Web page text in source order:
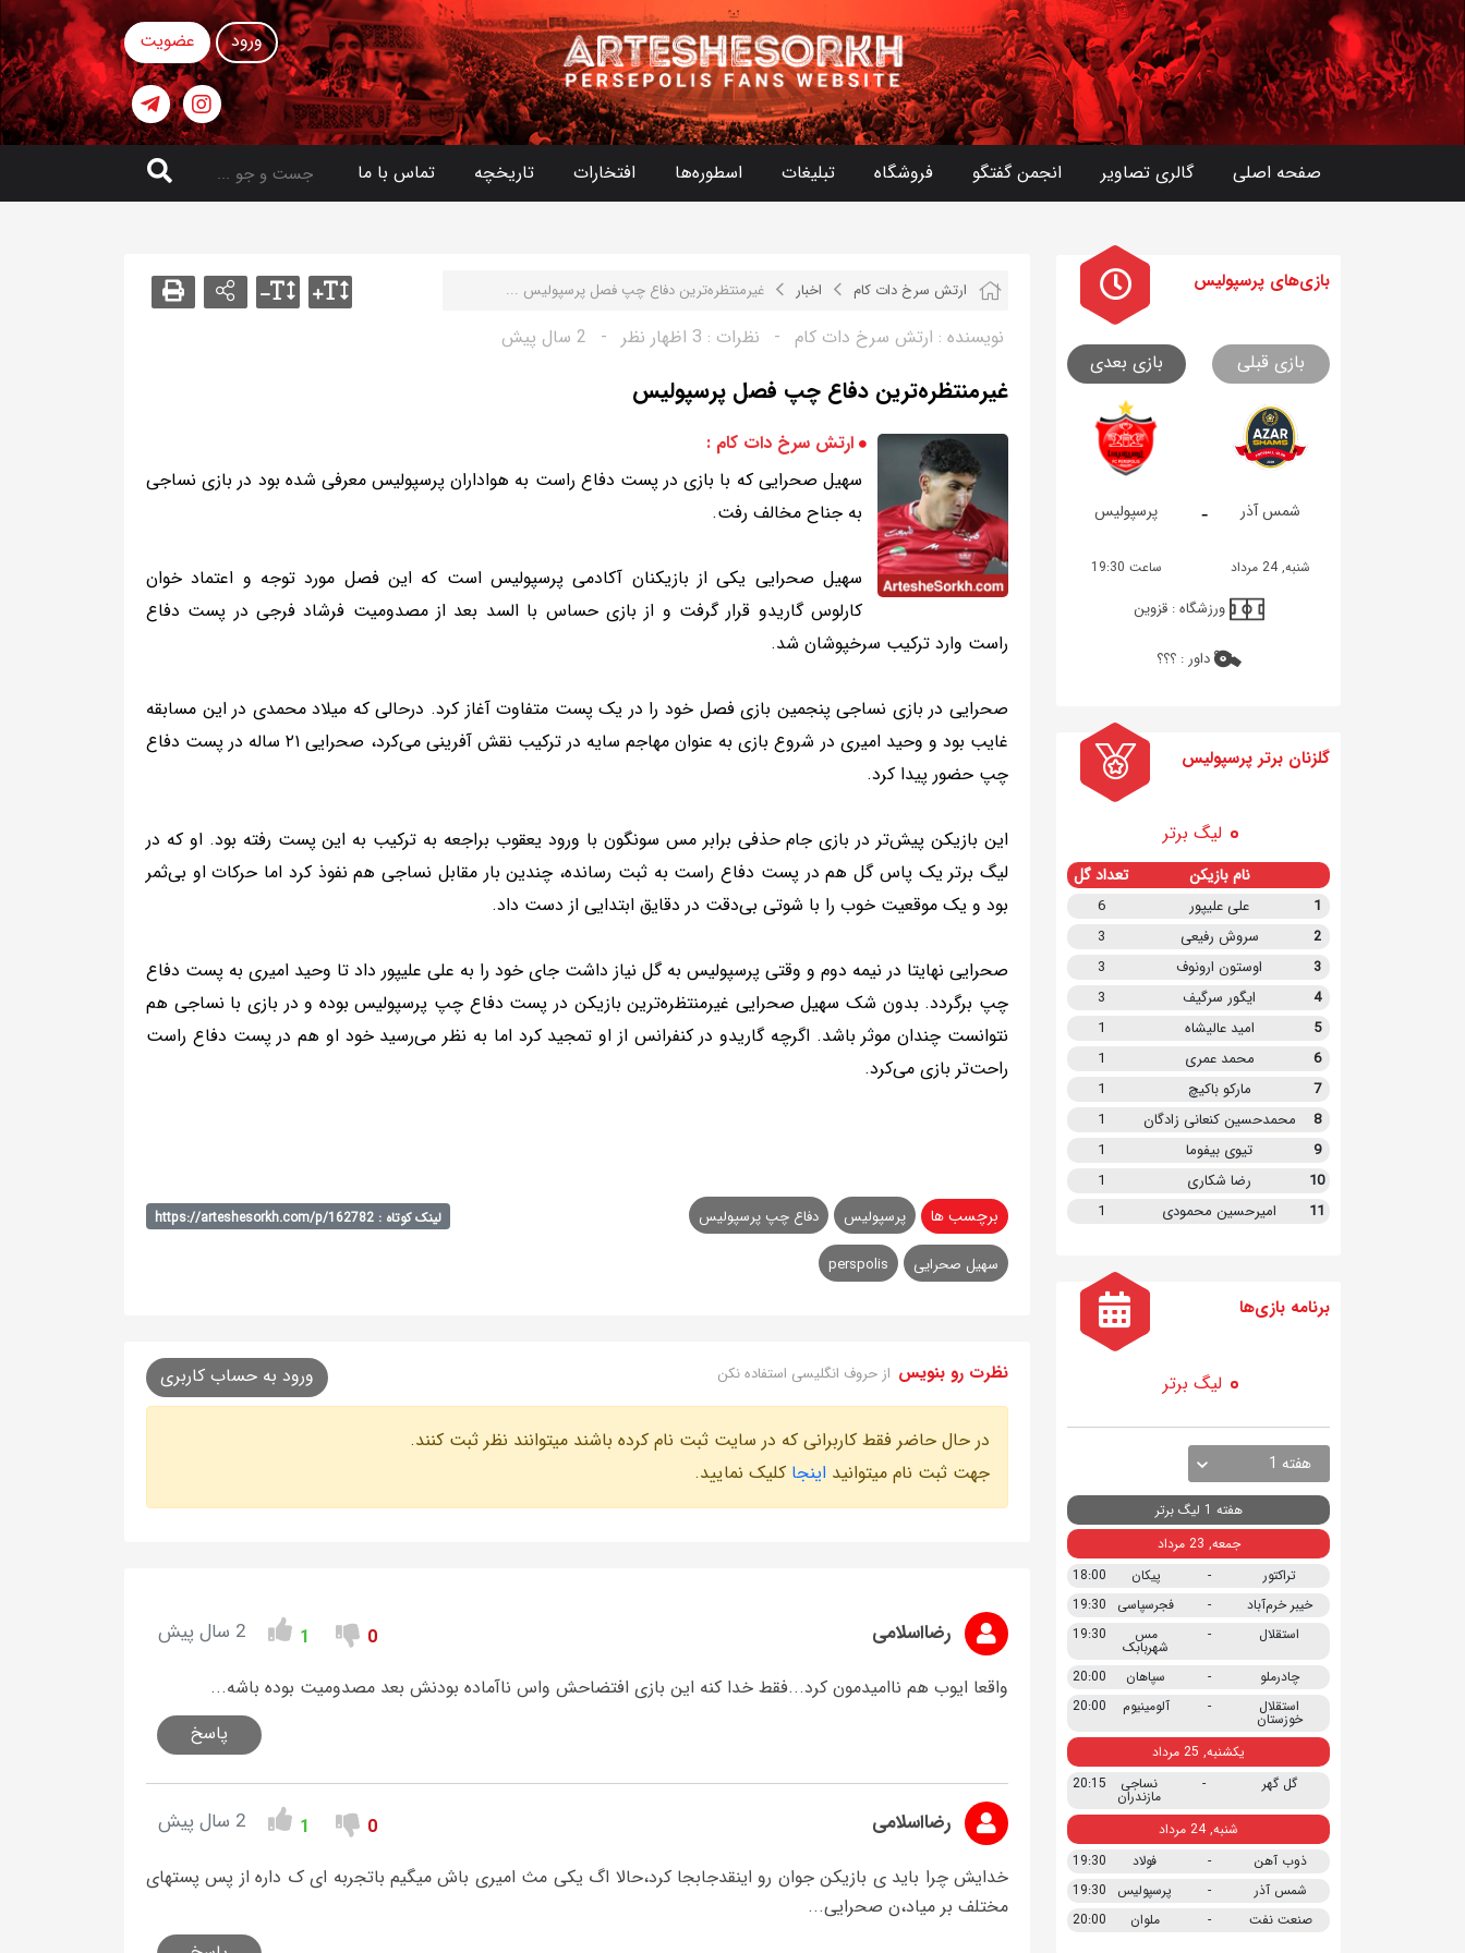
ورود عضویت
صفحه اصلی گالری تصاویر انجمن گفتگو فروشگاه تبلیغات اسطوره‌ها افتخارات تاریخچه تماس با ما
ارتش سرخ دات کام اخبار غیرمنتظره‌ترین دفاع چپ فصل پرسپولیس ...
نویسنده : ارتش سرخ دات کام - نظرات : 3 اظهار نظر - 2 سال پیش
غیرمنتظره‌ترین دفاع چپ فصل پرسپولیس
ارتش سرخ دات کام :
سهیل صحرایی که با بازی در پست دفاع راست به هواداران پرسپولیس معرفی شده بود در بازی نساجی
به جناح مخالف رفت.
سهیل صحرایی یکی از بازیکنان آکادمی پرسپولیس است که این فصل مورد توجه و اعتماد خوان
کارلوس گاریدو قرار گرفت و از بازی حساس با السد بعد از مصدومیت فرشاد فرجی در پست دفاع
راست وارد ترکیب سرخپوشان شد.
صحرایی در بازی نساجی پنجمین بازی فصل خود را در یک پست متفاوت آغاز کرد. درحالی که میلاد محمدی در این مسابقه
غایب بود و وحید امیری در شروع بازی به عنوان مهاجم سایه در ترکیب نقش آفرینی می‌کرد، صحرایی ۲۱ ساله در پست دفاع
چپ حضور پیدا کرد.
این بازیکن پیش‌تر در بازی جام حذفی برابر مس سونگون با ورود یعقوب براجعه به ترکیب به این پست رفته بود. او که در
لیگ برتر یک پاس گل هم در پست دفاع راست به ثبت رسانده، چندین بار مقابل نساجی هم نفوذ کرد اما حرکات او بی‌ثمر
بود و یک موقعیت خوب را با شوتی بی‌دقت در دقایق ابتدایی از دست داد.
صحرایی نهایتا در نیمه دوم و وقتی پرسپولیس به گل نیاز داشت جای خود را به علی علیپور داد تا وحید امیری به پست دفاع
چپ برگردد. بدون شک سهیل صحرایی غیرمنتظره‌ترین بازیکن در پست دفاع چپ پرسپولیس بوده و در بازی با نساجی هم
نتوانست چندان موثر باشد. اگرچه گاریدو در کنفرانس از او تمجید کرد اما به نظر می‌رسید خود او هم در پست دفاع راست
راحت‌تر بازی می‌کرد.
برچسب ها پرسپولیس دفاع چپ پرسپولیس
سهیل صحرایی perspolis
لینک کوتاه : https://arteshesorkh.com/p/162782
نظرت رو بنویس از حروف انگلیسی استفاده نکن ورود به حساب کاربری
در حال حاضر فقط کاربرانی که در سایت ثبت نام کرده باشند میتوانند نظر ثبت کنند.
جهت ثبت نام میتوانید اینجا کلیک نمایید.
رضااسلامی 0
1 2 سال پیش
واقعا ایوب هم ناامیدمون کرد...فقط خدا کنه این بازی افتضاحش واس ناآماده بودنش بعد مصدومیت بوده باشه...
پاسخ
رضااسلامی 0
1 2 سال پیش
خدایش چرا باید ی بازیکن جوان رو اینقدجابجا کرد،حالا اگ یکی مث امیری باش میگیم باتجربه ای ک داره از پس پستهای
مختلف بر میاد،ن صحرایی...
بازی های پرسپولیس
بازی قبلی بازی بعدی
- شمس آذر پرسپولیس
شنبه, 24 مرداد ساعت 19:30
ورزشگاه :قزوین
داور :؟؟؟
گلزنان برتر پرسپولیس
لیگ برتر
نام بازیکن تعداد گل
1 علی علیپور
6
2
سروش رفیعی
3
3
اوستون ارونوف
3
4
ایگور سرگیف
3
5
امید عالیشاه
1
6
محمد عمری
1
7
مارکو باکیچ
1
8
محمدحسین کنعانی زادگان
1
9
تیوی بیفوما
1
10
رضا شکاری
1
11
امیرحسین محمودی 1
برنامه بازی ها
لیگ برتر
هفته 1
هفته 1 لیگ برتر
جمعه, 23 مرداد
تراکتور
- پیکان
18:00
خیبر خرم‌آباد
- فجرسپاسی
19:30
استقلال
- مس
شهربابک
19:30
چادرملو - سپاهان
20:00
استقلال
خوزستان
- آلومینیوم 20:00
یکشنبه, 25 مرداد
گل گهر
- نساجی
مازندران
20:15
شنبه, 24 مرداد
ذوب آهن
- فولاد
19:30
شمس آذر
- پرسپولیس
19:30
صنعت نفت
- ملوان 20:00